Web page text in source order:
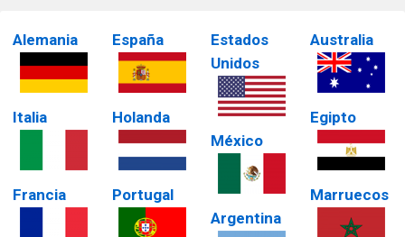
Alemania
Italia
Francia
España
Holanda
Portugal
Estados
Unidos
México
Argentina
Australia
Egipto
Marruecos